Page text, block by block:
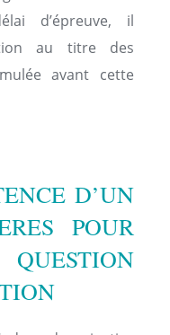
d’épreuve, il
au titre des
avant cette
D’UN
POUR